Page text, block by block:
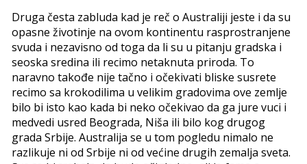
Druga česta zabluda kad je reč o Australiji jeste i da su
opasne životinje na ovom kontinentu rasprostranjene
svuda i nezavisno od toga da li su u pitanju gradska i
seoska sredina ili recimo netaknuta priroda. To
naravno takođe nije tačno i očekivati bliske susrete
recimo sa krokodilima u velikim gradovima ove zemlje
bilo bi isto kao kada bi neko očekivao da ga jure vuci i
medvedi usred Beograda, Niša ili bilo kog drugog
grada Srbije. Australija se u tom pogledu nimalo ne
razlikuje ni od Srbije ni od većine drugih zemalja sveta.